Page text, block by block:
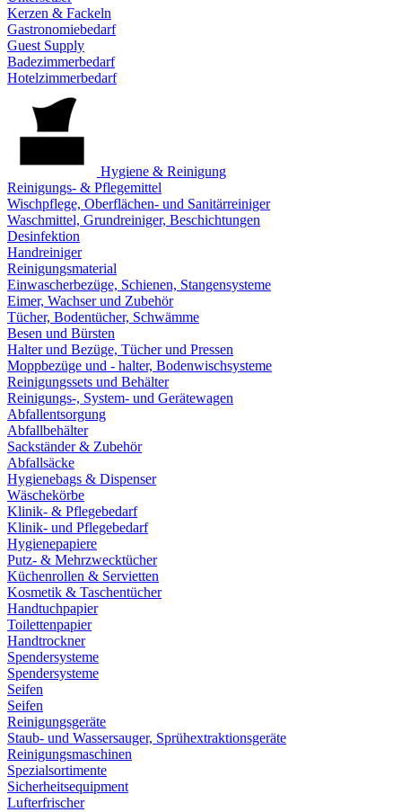
Kerzen & Fackeln
Gastronomiebedarf
Guest Supply
Badezimmerbedarf
Hotelzimmerbedarf
Hygiene & Reinigung
Reinigungs- & Pflegemittel
Wischpflege, Oberflächen- und Sanitärreiniger
Waschmittel, Grundreiniger, Beschichtungen
Desinfektion
Handreiniger
Reinigungsmaterial
Einwascherbezüge, Schienen, Stangensysteme
Eimer, Wachser und Zubehör
Tücher, Bodentücher, Schwämme
Besen und Bürsten
Halter und Bezüge, Tücher und Pressen
Moppbezüge und - halter, Bodenwischsysteme
Reinigungssets und Behälter
Reinigungs-, System- und Gerätewagen
Abfallentsorgung
Abfallbehälter
Sackständer & Zubehör
Abfallsäcke
Hygienebags & Dispenser
Wäschekörbe
Klinik- & Pflegebedarf
Klinik- und Pflegebedarf
Hygienepapiere
Putz- & Mehrzwecktücher
Küchenrollen & Servietten
Kosmetik & Taschentücher
Handtuchpapier
Toilettenpapier
Handtrockner
Spendersysteme
Spendersysteme
Seifen
Seifen
Reinigungsgeräte
Staub- und Wassersauger, Sprühextraktionsgeräte
Reinigungsmaschinen
Spezialsortimente
Sicherheitsequipment
Lufterfrischer